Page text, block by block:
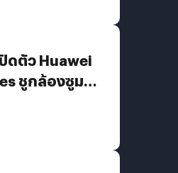
ดตัว Huawei
ชูกล้องซูม